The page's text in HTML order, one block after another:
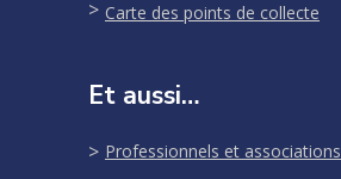
Carte des points de collecte
Et aussi…
Professionnels et associations